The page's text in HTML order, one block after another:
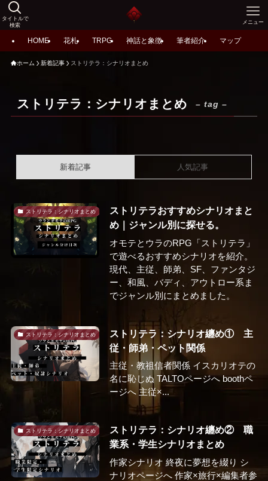
タイトルで
検索
メニュー
HOME 花札 TRPG 神話と象徴 筆者紹介 マップ
ホーム 新着記事 ストリテラ：シナリオまとめ
ストリテラ：シナリオまとめ – tag –
新着記事 人気記事
ストリテラ：シナリオまとめ
ストリテラおすすめシナリオまと
め｜ジャンル別に探せる。
オモテとウラのRPG「ストリテラ」
で遊べるおすすめシナリオを紹介。
現代、主従、師弟、SF、ファンタジ
ー、和風、バディ、アウトロー系ま
でジャンル別にまとめました。
ストリテラ：シナリオまとめ
ストリテラ：シナリオ纏め① 主
従・師弟・ペット関係
主従・教祖信者関係 イスカリオテの
名に恥じぬ TALTOページへ boothペ
ージへ 主従×...
ストリテラ：シナリオまとめ
ストリテラ：シナリオ纏め② 職
業系・学生シナリオまとめ
作家シナリオ 終夜に夢想を綴り シ
ナリオページへ 作家×旅行×編集者参